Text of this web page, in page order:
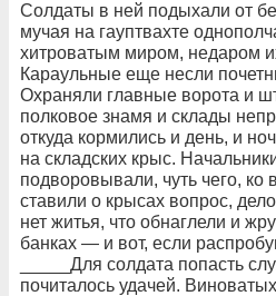
Солдаты в ней подыхали от
мучая на гауптвахте
хитроватым миром, недаром
Караульные еще несли
Охраняли главные ворота и
полковое знамя и склады
откуда кормились и день, и
на складских крыс.
подворовывали, чуть чего, ко
ставили о крысах вопрос,
нет житья, что обнаглели и
банках — и вот, если
_____Для солдата попасть
почиталось удачей.